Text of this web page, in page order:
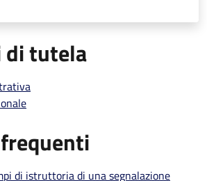
tutela
di istruttoria di una segnalazione